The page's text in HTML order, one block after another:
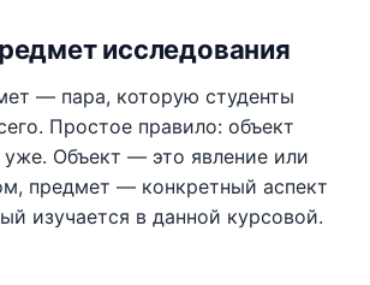
исследования
— пара, которую студенты
Простое правило: объект
Объект — это явление или
предмет — конкретный аспект
изучается в данной курсовой.